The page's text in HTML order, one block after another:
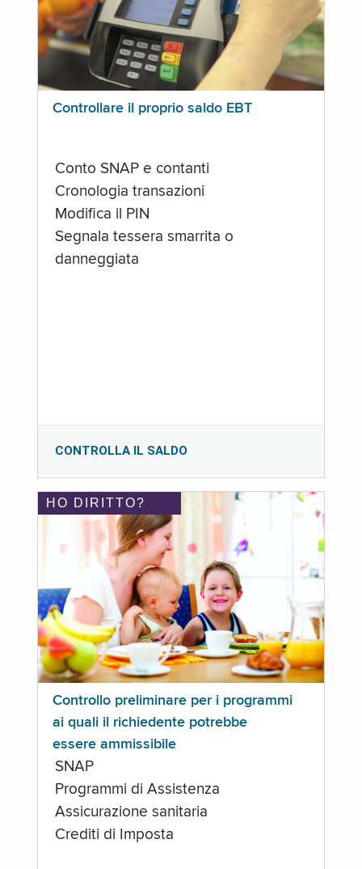
Controllare il proprio saldo EBT
Conto SNAP e contanti
Cronologia transazioni
Modifica il PIN
Segnala tessera smarrita o
danneggiata
CONTROLLA IL SALDO
HO DIRITTO?
Controllo preliminare per i programmi
ai quali il richiedente potrebbe
essere ammissibile
SNAP
Programmi di Assistenza
Assicurazione sanitaria
Crediti di Imposta